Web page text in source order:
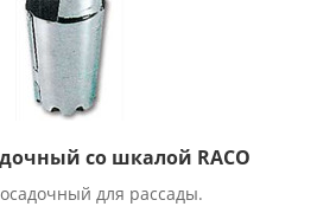
со шкалой RACO
для рассады.